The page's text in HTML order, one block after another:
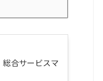
合サービスマ